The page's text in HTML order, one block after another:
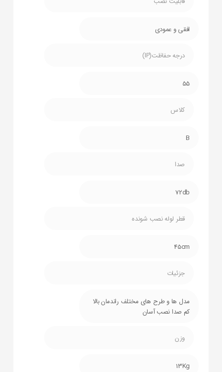
افقی و عمودی
درجه حفاظت(IP)
55
کلاس
B
صدا
72db
قطر لوله نصب شونده
45cm
جزئیات
مدل ها و طرح های مختلف راندمان بالا
کم صدا نصب آسان
وزن
13Kg